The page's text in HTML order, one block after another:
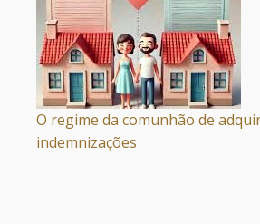
O regime da comunhão de
indemnizações